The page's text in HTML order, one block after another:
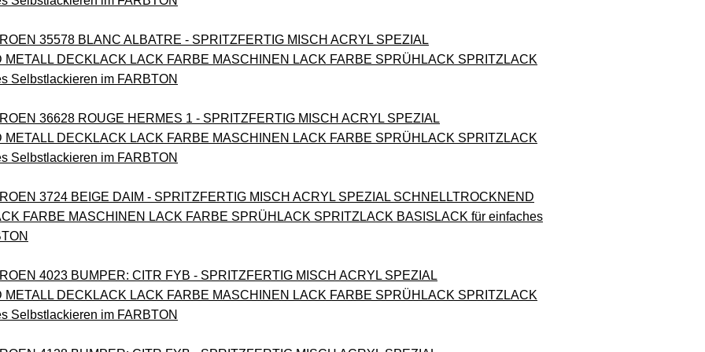
35578 BLANC ALBATRE - SPRITZFERTIG MISCH ACRYL SPEZIAL
DECKLACK LACK FARBE MASCHINEN LACK FARBE SPRÜHLACK SPRITZLACK
Selbstlackieren im FARBTON
36628 ROUGE HERMES 1 - SPRITZFERTIG MISCH ACRYL SPEZIAL
DECKLACK LACK FARBE MASCHINEN LACK FARBE SPRÜHLACK SPRITZLACK
Selbstlackieren im FARBTON
3724 BEIGE DAIM - SPRITZFERTIG MISCH ACRYL SPEZIAL SCHNELLTROCKNEND
FARBE MASCHINEN LACK FARBE SPRÜHLACK SPRITZLACK BASISLACK für einfaches
4023 BUMPER: CITR FYB - SPRITZFERTIG MISCH ACRYL SPEZIAL
DECKLACK LACK FARBE MASCHINEN LACK FARBE SPRÜHLACK SPRITZLACK
Selbstlackieren im FARBTON